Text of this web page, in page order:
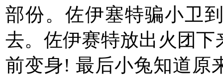
部份。佐伊塞特骗小卫
去。佐伊赛特放出火团
前变身! 最后小兔知道原